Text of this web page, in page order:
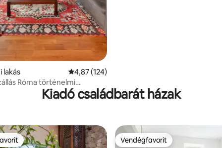
lakás Átlagos értékelés: 5/4,87, 124 vélemény
4,87 (124)
Róma történelmi
a Piazza Spagna
Kiadó családbarát házak
Vendégfavorit
Vendégfavorit